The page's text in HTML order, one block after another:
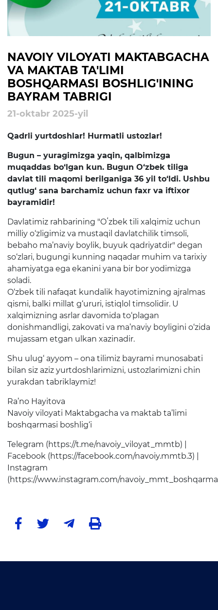
Tahliliy ma'lumotlar
Ta'limga doir terminlar
Kelajak markazi
Hisobotlar
Interaktiv xizmatlar
Elektron shahodatnoma
Raqamli kutubxona
Malaka oshirish
Axborot xizmati
Press-relizlar
OAV biz haqimizda
Ma'ruzalar
Galereya
Videogalereya
Axborot xizmati
Konferensiyalar
Tanlovlar
NAVOIY VILOYATI MAKTABGACHA
VA MAKTAB TA'LIMI
BOSHQARMASI BOSHLIG'INING
BAYRAM TABRIGI
21-oktabr 2025-yil
Qadrli yurtdoshlar! Hurmatli ustozlar!
Bugun – yuragimizga yaqin, qalbimizga
muqaddas bo‘lgan kun. Bugun O‘zbek tiliga
davlat tili maqomi berilganiga 36 yil to‘ldi. Ushbu
qutlug‘ sana barchamiz uchun faxr va iftixor
bayramidir!
Davlatimiz rahbarining "Oʻzbek tili xalqimiz uchun
milliy o‘zligimiz va mustaqil davlatchilik timsoli,
bebaho ma’naviy boylik, buyuk qadriyatdir" degan
so‘zlari, bugungi kunning naqadar muhim va tarixiy
ahamiyatga ega ekanini yana bir bor yodimizga
soladi.
O‘zbek tili nafaqat kundalik hayotimizning ajralmas
qismi, balki millat g‘ururi, istiqlol timsolidir. U
xalqimizning asrlar davomida to‘plagan
donishmandligi, zakovati va ma’naviy boyligini o‘zida
mujassam etgan ulkan xazinadir.
Shu ulug‘ ayyom – ona tilimiz bayrami munosabati
bilan siz aziz yurtdoshlarimizni, ustozlarimizni chin
yurakdan tabriklaymiz!
Ra’no Hayitova
Navoiy viloyati Maktabgacha va maktab ta’limi
boshqarmasi boshlig‘i
Telegram (https://t.me/navoiy_viloyat_mmtb) |
Facebook (https://facebook.com/navoiy.mmtb.3) |
Instagram
(https://www.instagram.com/